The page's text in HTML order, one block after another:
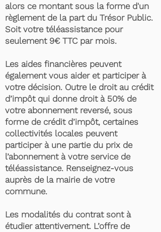
alors ce montant sous la forme d'un
règlement de la part du Trésor Public.
Soit votre téléassistance pour
seulement 9€ TTC par mois.
Les aides financières peuvent
également vous aider et participer à
votre décision. Outre le droit au crédit
d’impôt qui donne droit à 50% de
votre abonnement reversé, sous
forme de crédit d’impôt, certaines
collectivités locales peuvent
participer à une partie du prix de
l’abonnement à votre service de
téléassistance. Renseignez-vous
auprès de la mairie de votre
commune.
Les modalités du contrat sont à
étudier attentivement. L’offre de